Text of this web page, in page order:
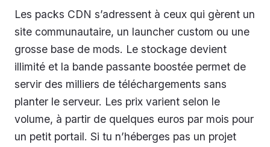
Les packs CDN s’adressent à ceux qui gèrent un
site communautaire, un launcher custom ou une
grosse base de mods. Le stockage devient
illimité et la bande passante boostée permet de
servir des milliers de téléchargements sans
planter le serveur. Les prix varient selon le
volume, à partir de quelques euros par mois pour
un petit portail. Si tu n’héberges pas un projet